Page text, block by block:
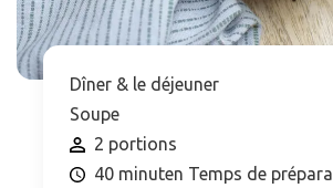
Dîner & le déjeuner
Soupe
2 portions
40 minuten Temps de